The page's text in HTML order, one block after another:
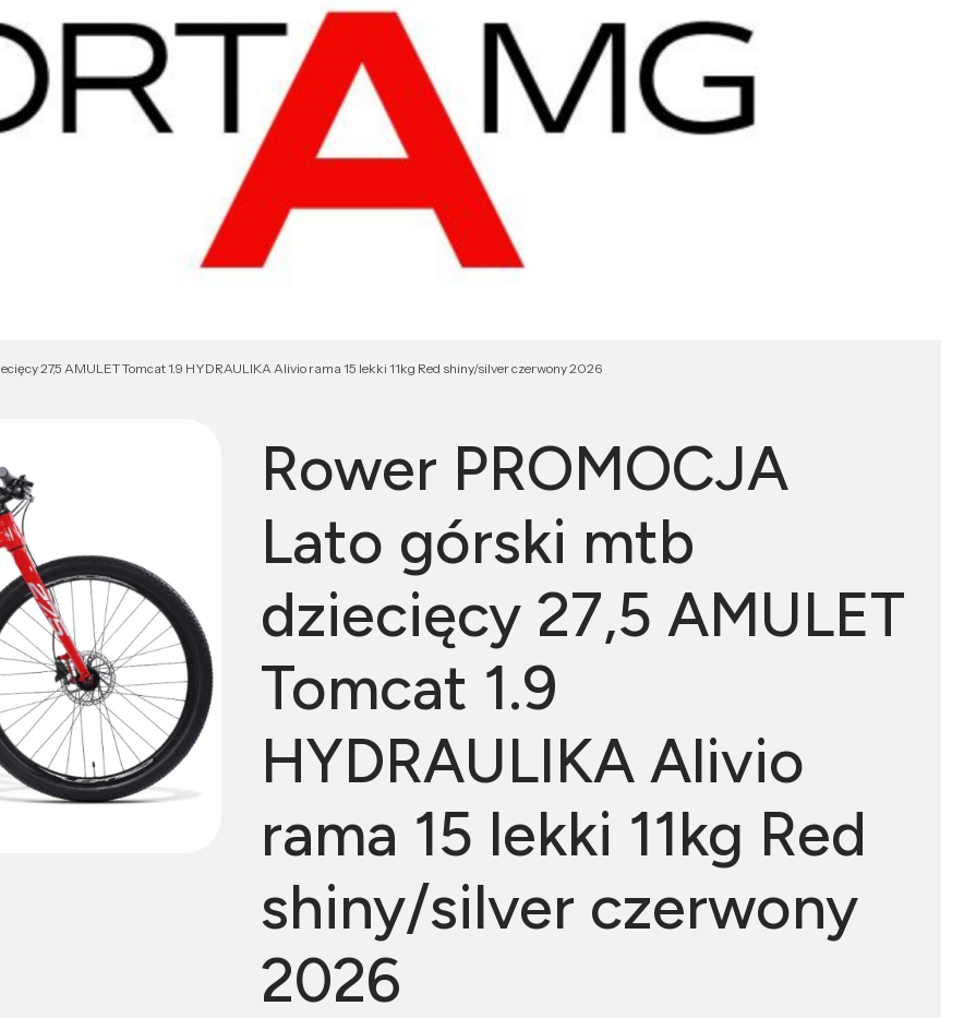
27,5 AMULET Tomcat 1.9 HYDRAULIKA Alivio rama 15 lekki 11kg Red shiny/silver czerwony 2026
Rower PROMOCJA
Lato górski mtb
dziecięcy 27,5 AMULET
Tomcat 1.9
HYDRAULIKA Alivio
rama 15 lekki 11kg Red
shiny/silver czerwony
2026